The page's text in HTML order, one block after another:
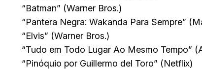
“Batman” (Warner Bros.)
“Pantera Negra: Wakanda Para Sempre”
“Elvis” (Warner Bros.)
“Tudo em Todo Lugar Ao Mesmo Tempo”
“Pinóquio por Guillermo del Toro” (Netflix)